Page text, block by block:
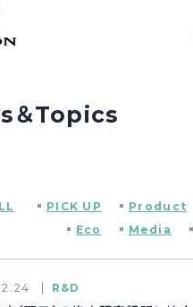
Company
＆Topics
PICK UP Product
Eco
Media
R&D